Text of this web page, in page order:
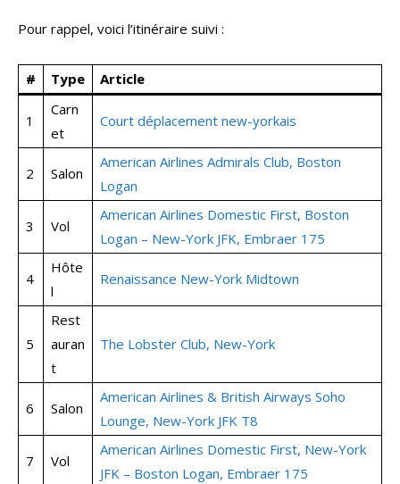
Pour rappel, voici l’itinéraire suivi :
# Type Article
1
Carn
et
Court déplacement new-yorkais
2 Salon
American Airlines Admirals Club, Boston
Logan
3 Vol
American Airlines Domestic First, Boston
Logan – New-York JFK, Embraer 175
4
Hôte
l
Renaissance New-York Midtown
5
Rest
auran
t
The Lobster Club, New-York
6 Salon
American Airlines & British Airways Soho
Lounge, New-York JFK T8
7 Vol
American Airlines Domestic First, New-York
JFK – Boston Logan, Embraer 175